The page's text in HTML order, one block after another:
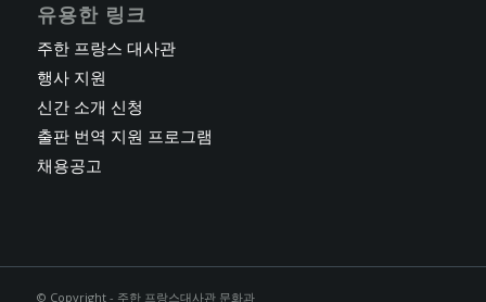
유용한 링크
주한 프랑스 대사관
행사 지원
신간 소개 신청
출판 번역 지원 프로그램
채용공고
© Copyright - 주한 프랑스대사관 문화과